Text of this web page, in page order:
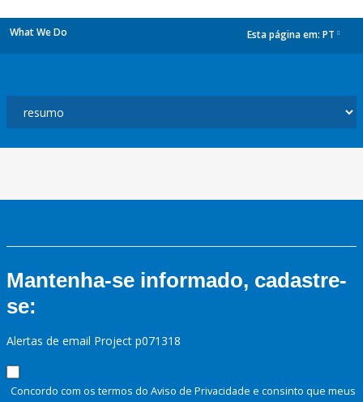
What We Do Esta página em: PT
Mantenha-se informado, cadastre-
se:
Alertas de email Project p071318
Concordo com os termos do Aviso de Privacidade e consinto que meus